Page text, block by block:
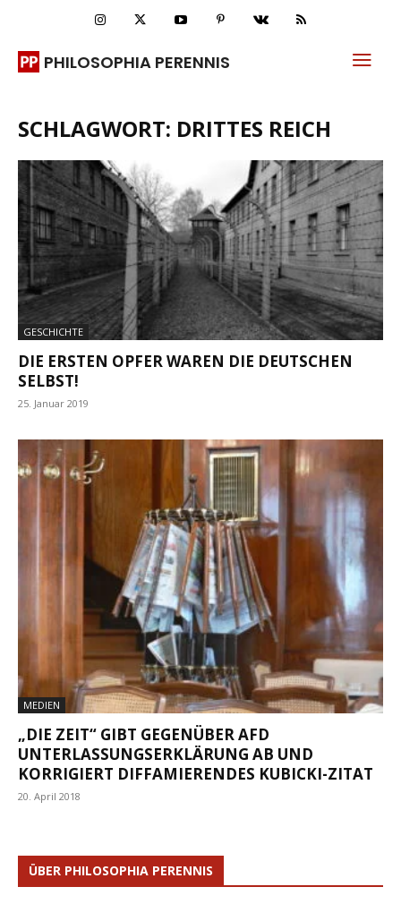
PHILOSOPHIA PERENNIS
SCHLAGWORT: DRITTES REICH
GESCHICHTE
DIE ERSTEN OPFER WAREN DIE DEUTSCHEN
SELBST!
25. Januar 2019
MEDIEN
„DIE ZEIT“ GIBT GEGENÜBER AFD
UNTERLASSUNGSERKLÄRUNG AB UND
KORRIGIERT DIFFAMIERENDES KUBICKI-ZITAT
20. April 2018
ÜBER PHILOSOPHIA PERENNIS